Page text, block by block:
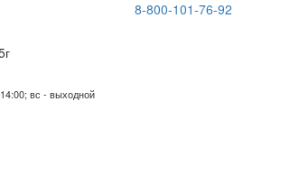
вс - выходной
8-800-101-76-92